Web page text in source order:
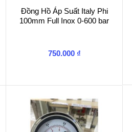
Đồng Hồ Áp Suất Italy Phi
100mm Full Inox 0-600 bar
750.000 ₫